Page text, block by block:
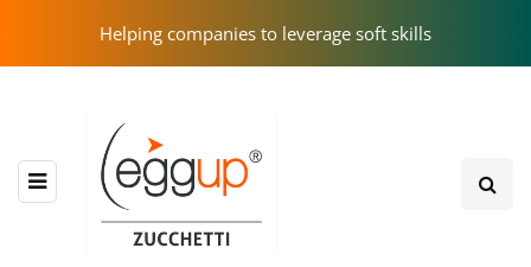
Helping companies to leverage soft skills